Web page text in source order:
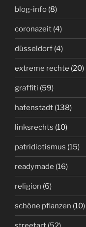
blog-info (8)
coronazeit (4)
düsseldorf (4)
extreme rechte (20)
graffiti (59)
hafenstadt (138)
linksrechts (10)
patridiotismus (15)
readymade (16)
religion (6)
schöne pflanzen (10)